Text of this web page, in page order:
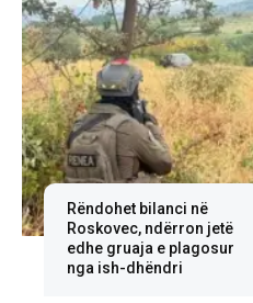
Rëndohet bilanci në
Roskovec, ndërron jetë
edhe gruaja e plagosur
nga ish-dhëndri